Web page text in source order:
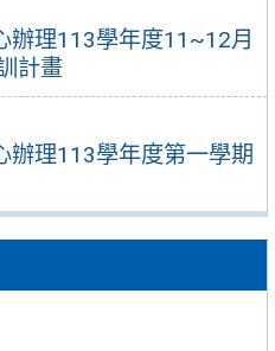
辦理113學年度11~12月
計畫
辦理113學年度第一學期